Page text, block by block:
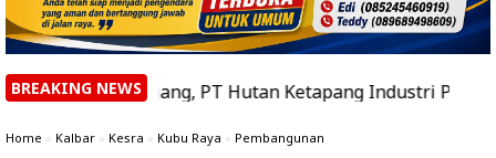
BREAKING NEWSPT Hutan Ketapang Industri Perkuat Upaya
Home » Kalbar » Kesra » Kubu Raya » Pembangunan